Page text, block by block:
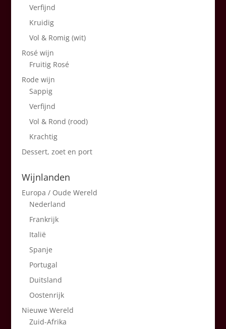
Verfijnd
Kruidig
Vol & Romig (wit)
Rosé wijn
Fruitig Rosé
Rode wijn
Sappig
Verfijnd
Vol & Rond (rood)
Krachtig
Dessert, zoet en port
Wijnlanden
Europa / Oude Wereld
Nederland
Frankrijk
Italië
Spanje
Portugal
Duitsland
Oostenrijk
Nieuwe Wereld
Zuid-Afrika